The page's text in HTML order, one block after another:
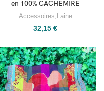
en 100% CACHEMIRE
Accessoires Laine
32,15 €